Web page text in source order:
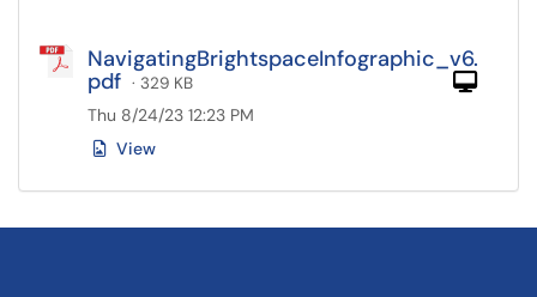
NavigatingBrightspaceInfographic_v6.
pdf · 329 KB
Thu 8/24/23 12:23 PM
View